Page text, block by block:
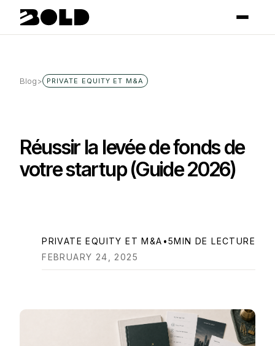
Blog> PRIVATE EQUITY ET M&A
Réussir la levée de fonds de
votre startup (Guide 2026)
PRIVATE EQUITY ET M&A •5MIN DE LECTURE
FEBRUARY 24, 2025